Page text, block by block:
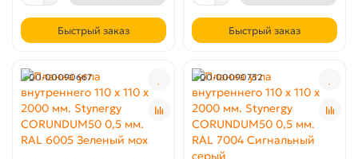
Быстрый заказ Быстрый заказ
00-00090667 00-00090732